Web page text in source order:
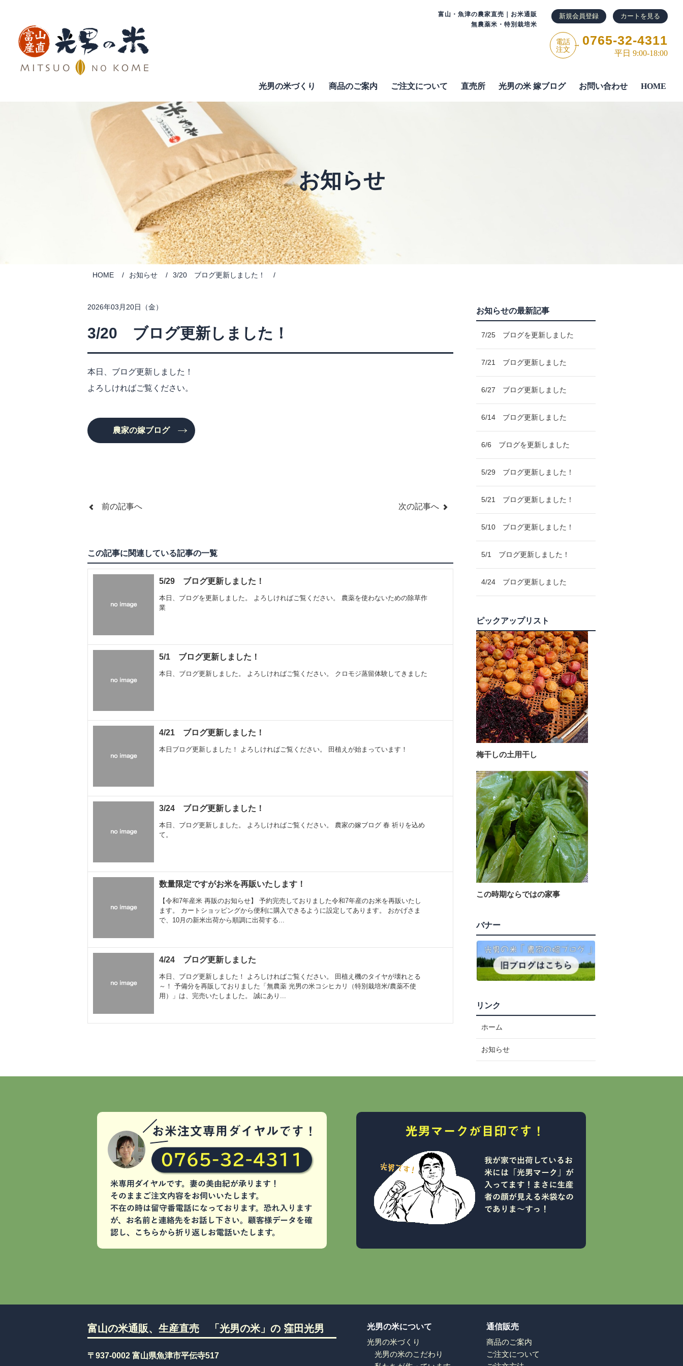
富山・魚津の農家直売｜お米通販
無農薬米・特別栽培米
新規会員登録 カートを見る
電話
注文
→ 0765-32-4311
平日 9:00-18:00
光男の米づくり 商品のご案内 ご注⽂について 直売所 光男の米 嫁ブログ お問い合わせ HOME
お知らせ
HOME お知らせ 3/20 ブログ更新しました！
2026年03月20日（金）
3/20 ブログ更新しました！
本日、ブログ更新しました！
よろしければご覧ください。
農家の嫁ブログ
前の記事へ 次の記事へ
この記事に関連している記事の一覧
5/29 ブログ更新しました！
本日、ブログを更新しました。 よろしければご覧ください。 農薬を使わないための除草作
業
5/1 ブログ更新しました！
本日、ブログ更新しました。 よろしければご覧ください。 クロモジ蒸留体験してきました
4/21 ブログ更新しました！
本日ブログ更新しました！ よろしければご覧ください。 田植えが始まっています！
3/24 ブログ更新しました！
本日、ブログ更新しました。 よろしければご覧ください。 農家の嫁ブログ 春 祈りを込め
て。
数量限定ですがお米を再販いたします！
【令和7年産米 再販のお知らせ】 予約完売しておりました令和7年産のお米を再販いたし
ます。 カートショッピングから便利に購入できるように設定してあります。 おかげさま
で、10月の新米出荷から順調に出荷する...
4/24 ブログ更新しました
本日、ブログ更新しました！ よろしければご覧ください。 田植え機のタイヤが壊れとる
～！ 予備分を再販しておりました「無農薬 光男の米コシヒカリ（特別栽培米/農薬不使
用）」は、完売いたしました。 誠にあり...
お知らせの最新記事
7/25 ブログを更新しました
7/21 ブログ更新しました
6/27 ブログ更新しました
6/14 ブログ更新しました
6/6 ブログを更新しました
5/29 ブログ更新しました！
5/21 ブログ更新しました！
5/10 ブログ更新しました！
5/1 ブログ更新しました！
4/24 ブログ更新しました
ピックアップリスト
梅干しの土用干し
この時期ならではの家事
バナー
リンク
ホーム
お知らせ
富山の米通販、生産直売 「光男の米」の 窪田光男
〒937-0002 富山県魚津市平伝寺517
光男の米について
光男の米づくり
光男の米のこだわり
通信販売
商品のご案内
ご注文について